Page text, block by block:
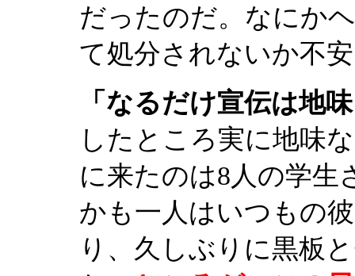
だったのだ。なにか
て処分されないか不
「なるだけ宣伝は地
したところ実に地味
に来たのは8人の学生
かも一人はいつもの
り、久しぶりに黒板